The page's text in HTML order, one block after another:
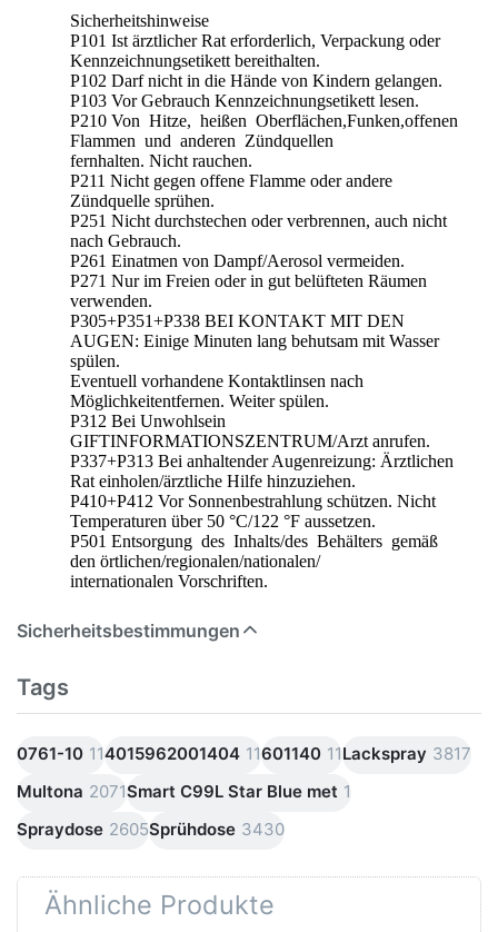
Sicherheitshinweise
P101 Ist ärztlicher Rat erforderlich, Verpackung oder
Kennzeichnungsetikett bereithalten.
P102 Darf nicht in die Hände von Kindern gelangen.
P103 Vor Gebrauch Kennzeichnungsetikett lesen.
P210 Von Hitze, heißen Oberflächen,Funken,offenen
Flammen und anderen Zündquellen
fernhalten. Nicht rauchen.
P211 Nicht gegen offene Flamme oder andere
Zündquelle sprühen.
P251 Nicht durchstechen oder verbrennen, auch nicht
nach Gebrauch.
P261 Einatmen von Dampf/Aerosol vermeiden.
P271 Nur im Freien oder in gut belüfteten Räumen
verwenden.
P305+P351+P338 BEI KONTAKT MIT DEN
AUGEN: Einige Minuten lang behutsam mit Wasser
spülen.
Eventuell vorhandene Kontaktlinsen nach
Möglichkeitentfernen. Weiter spülen.
P312 Bei Unwohlsein
GIFTINFORMATIONSZENTRUM/Arzt anrufen.
P337+P313 Bei anhaltender Augenreizung: Ärztlichen
Rat einholen/ärztliche Hilfe hinzuziehen.
P410+P412 Vor Sonnenbestrahlung schützen. Nicht
Temperaturen über 50 °C/122 °F aussetzen.
P501 Entsorgung des Inhalts/des Behälters gemäß
den örtlichen/regionalen/nationalen/
internationalen Vorschriften.
Sicherheitsbestimmungen
Tags
0761-10 114015962001404 11601140 11Lackspray 3817
Multona 2071Smart C99L Star Blue met 1
Spraydose 2605Sprühdose 3430
Ähnliche Produkte